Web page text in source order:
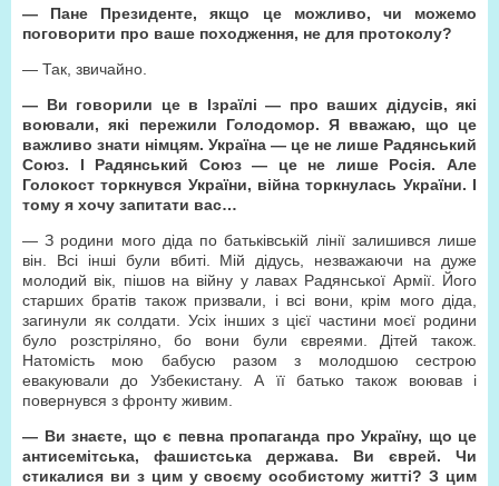
— Пане Президенте, якщо це можливо, чи можемо
поговорити про ваше походження, не для протоколу?
— Так, звичайно.
— Ви говорили це в Ізраїлі — про ваших дідусів, які
воювали, які пережили Голодомор. Я вважаю, що це
важливо знати німцям. Україна — це не лише Радянський
Союз. І Радянський Союз — це не лише Росія. Але
Голокост торкнувся України, війна торкнулась України. І
тому я хочу запитати вас…
— З родини мого діда по батьківській лінії залишився лише
він. Всі інші були вбиті. Мій дідусь, незважаючи на дуже
молодий вік, пішов на війну у лавах Радянської Армії. Його
старших братів також призвали, і всі вони, крім мого діда,
загинули як солдати. Усіх інших з цієї частини моєї родини
було розстріляно, бо вони були євреями. Дітей також.
Натомість мою бабусю разом з молодшою сестрою
евакуювали до Узбекистану. А її батько також воював і
повернувся з фронту живим.
— Ви знаєте, що є певна пропаганда про Україну, що це
антисемітська, фашистська держава. Ви єврей. Чи
стикалися ви з цим у своєму особистому житті? З цим